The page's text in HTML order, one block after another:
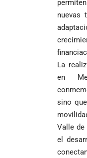
nuevas
La
en
sino
Valle de
el